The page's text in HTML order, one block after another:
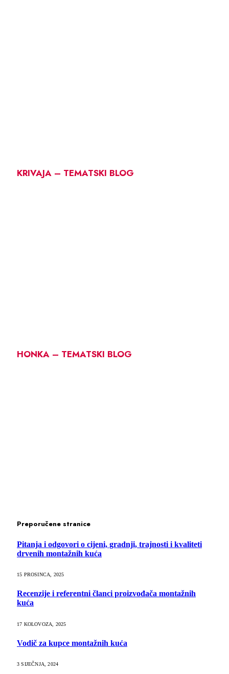
KRIVAJA – TEMATSKI BLOG
HONKA – TEMATSKI BLOG
Preporučene stranice
Pitanja i odgovori o cijeni, gradnji, trajnosti i kvaliteti
drvenih montažnih kuća
15 PROSINCA, 2025
Recenzije i referentni članci proizvođača montažnih
kuća
17 KOLOVOZA, 2025
Vodič za kupce montažnih kuća
3 SIJEČNJA, 2024